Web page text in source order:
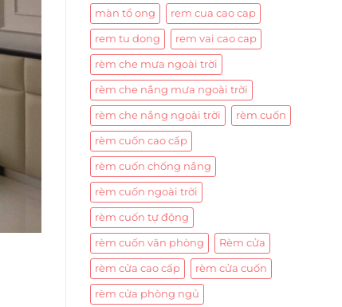
màn tổ ong rem cua cao cap
rem tu dong rem vai cao cap
rèm che mưa ngoài trời
rèm che nắng mưa ngoài trời
rèm che nắng ngoài trời rèm cuốn
rèm cuốn cao cấp
rèm cuốn chống nắng
rèm cuốn ngoài trời
rèm cuốn tự động
rèm cuốn văn phòng Rèm cửa
rèm cửa cao cấp rèm cửa cuốn
rèm cửa phòng ngủ